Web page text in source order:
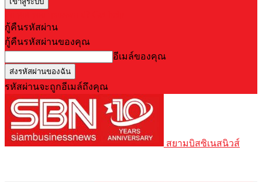
กู้คืนรหัสผ่าน
กู้คืนรหัสผ่านของคุณ
อีเมล์ของคุณ
รหัสผ่านจะถูกอีเมล์ถึงคุณ
สยามบิสซิเนสนิวส์